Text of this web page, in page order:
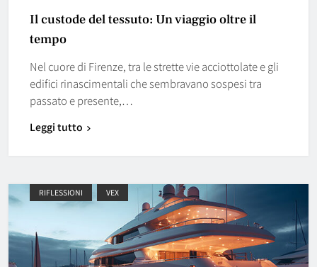
Il custode del tessuto: Un viaggio oltre il
tempo
Nel cuore di Firenze, tra le strette vie acciottolate e gli
edifici rinascimentali che sembravano sospesi tra
passato e presente,…
Leggi tutto
RIFLESSIONI VEX